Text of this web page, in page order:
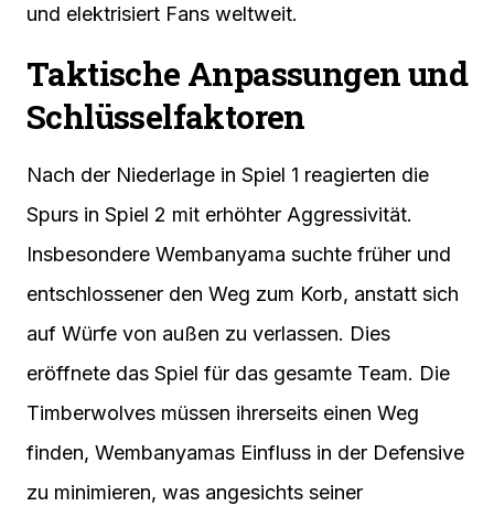
und elektrisiert Fans weltweit.
Taktische Anpassungen und
Schlüsselfaktoren
Nach der Niederlage in Spiel 1 reagierten die
Spurs in Spiel 2 mit erhöhter Aggressivität.
Insbesondere Wembanyama suchte früher und
entschlossener den Weg zum Korb, anstatt sich
auf Würfe von außen zu verlassen. Dies
eröffnete das Spiel für das gesamte Team. Die
Timberwolves müssen ihrerseits einen Weg
finden, Wembanyamas Einfluss in der Defensive
zu minimieren, was angesichts seiner